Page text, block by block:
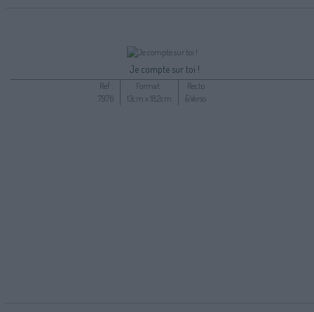
Je compte sur toi !
Ref :
7976
Format :
13cm x 18,2cm
Recto
&Verso